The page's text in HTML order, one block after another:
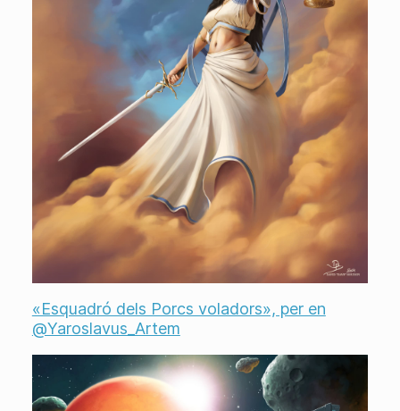
«Esquadró dels Porcs voladors», per en
@Yaroslavus_Artem